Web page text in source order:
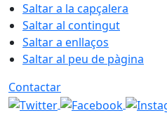
Saltar a la capçalera
Saltar al contingut
Saltar a enllaços
Saltar al peu de pàgina
Contactar